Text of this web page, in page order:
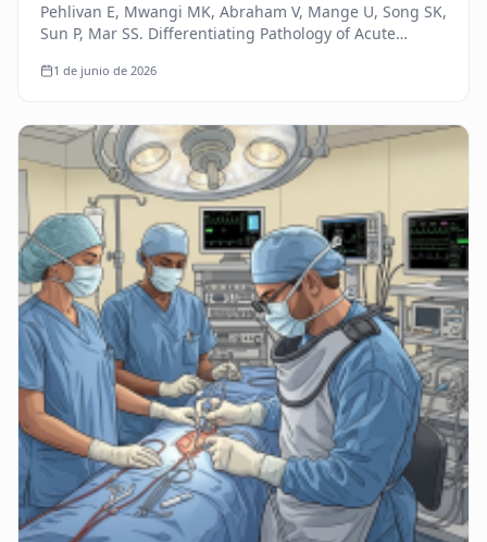
Pehlivan E, Mwangi MK, Abraham V, Mange U, Song SK,
Sun P, Mar SS. Differentiating Pathology of Acute
Sclerosis in Children Using…
1 de junio de 2026